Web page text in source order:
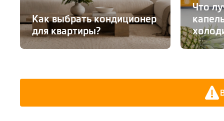
Как выбрать кондиционер
для квартиры?
Что